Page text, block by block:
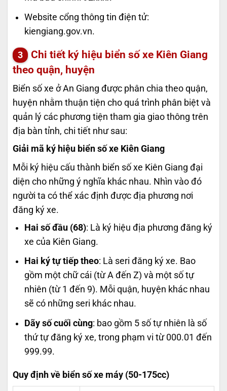
Website cổng thông tin điện tử:
kiengiang.gov.vn.
Chi tiết ký hiệu biển số xe Kiên Giang
theo quận, huyện
Biển số xe ở An Giang được phân chia theo quận,
huyện nhằm thuận tiện cho quá trình phân biệt và
quản lý các phương tiện tham gia giao thông trên
địa bàn tỉnh, chi tiết như sau:
Giải mã ký hiệu biển số xe Kiên Giang
Mỗi ký hiệu cấu thành biển số xe Kiên Giang đại
diện cho những ý nghĩa khác nhau. Nhìn vào đó
người ta có thể xác định được địa phương nơi
đăng ký xe.
Hai số đầu (68): Là ký hiệu địa phương đăng ký
xe của Kiên Giang.
Hai ký tự tiếp theo: Là seri đăng ký xe. Bao
gồm một chữ cái (từ A đến Z) và một số tự
nhiên (từ 1 đến 9). Mỗi quận, huyện khác nhau
sẽ có những seri khác nhau.
Dãy số cuối cùng: bao gồm 5 số tự nhiên là số
thứ tự đăng ký xe, trong phạm vi từ 000.01 đến
999.99.
Quy định về biển số xe máy (50-175cc)